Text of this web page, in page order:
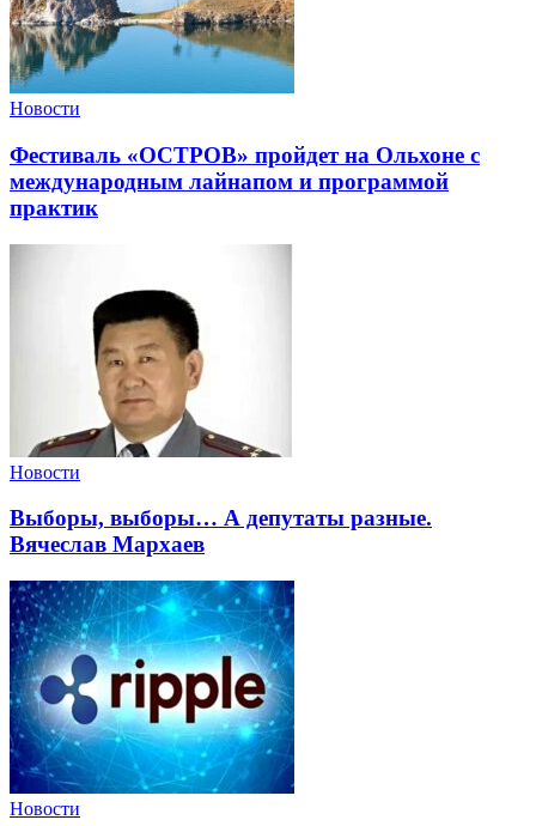
Новости
Фестиваль «ОСТРОВ» пройдет на Ольхоне с
международным лайнапом и программой
практик
Новости
Выборы, выборы… А депутаты разные.
Вячеслав Мархаев
Новости